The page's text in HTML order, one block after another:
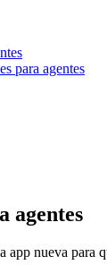
para agentes
agentes
app nueva para